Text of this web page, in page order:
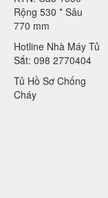
Rộng 530 * Sâu
770 mm
Hotline Nhà Máy Tủ
Sắt: 098 2770404
Tủ Hồ Sơ Chống
Cháy